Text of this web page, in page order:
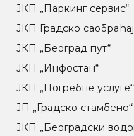
ЈКП „Паркинг сервис“
ЈКП Градско
ЈКП „Београд пут“
ЈКП „Инфостан“
ЈКП „Погребне услуге“
ЈП „Градско стамбено“
ЈКП „Београдски